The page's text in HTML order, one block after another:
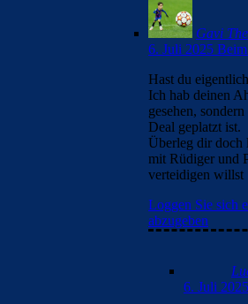
Gavi
6. Juli 2025
Hast du
Ich hab deinen
gesehen,
Deal geplatzt ist.
Überleg dir doch
mit Rüdiger und
verteidigen willst
Loggen Sie sich
abzugeben
6. Juli